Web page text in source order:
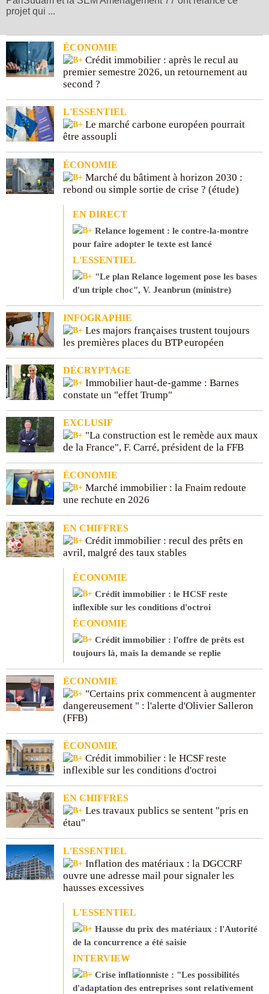
projet qui ...
ÉCONOMIE
Crédit immobilier : après le recul au
premier semestre 2026, un retournement au
second ?
L'ESSENTIEL
Le marché carbone européen pourrait
être assoupli
ÉCONOMIE
Marché du bâtiment à horizon 2030 :
rebond ou simple sortie de crise ? (étude)
EN DIRECT
Relance logement : le contre-la-montre
pour faire adopter le texte est lancé
L'ESSENTIEL
"Le plan Relance logement pose les bases
d'un triple choc", V. Jeanbrun (ministre)
INFOGRAPHIE
Les majors françaises trustent toujours
les premières places du BTP européen
DÉCRYPTAGE
Immobilier haut-de-gamme : Barnes
constate un "effet Trump"
EXCLUSIF
"La construction est le remède aux maux
de la France", F. Carré, président de la FFB
ÉCONOMIE
Marché immobilier : la Fnaim redoute
une rechute en 2026
EN CHIFFRES
Crédit immobilier : recul des prêts en
avril, malgré des taux stables
ÉCONOMIE
Crédit immobilier : le HCSF reste
inflexible sur les conditions d'octroi
ÉCONOMIE
Crédit immobilier : l'offre de prêts est
toujours là, mais la demande se replie
ÉCONOMIE
"Certains prix commencent à augmenter
dangereusement " : l'alerte d'Olivier Salleron
(FFB)
ÉCONOMIE
Crédit immobilier : le HCSF reste
inflexible sur les conditions d'octroi
EN CHIFFRES
Les travaux publics se sentent "pris en
étau"
L'ESSENTIEL
Inflation des matériaux : la DGCCRF
ouvre une adresse mail pour signaler les
hausses excessives
L'ESSENTIEL
Hausse du prix des matériaux : l'Autorité
de la concurrence a été saisie
INTERVIEW
Crise inflationniste : "Les possibilités
d'adaptation des entreprises sont relativement